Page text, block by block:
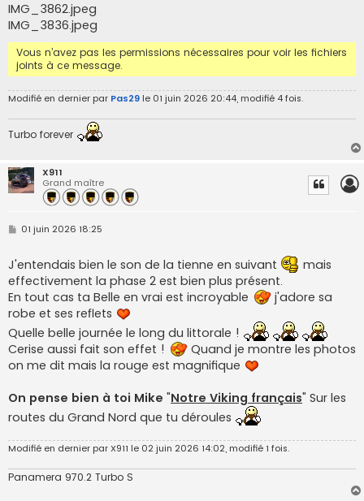
IMG_3862.jpeg
IMG_3836.jpeg
Vous n’avez pas les permissions nécessaires pour voir les fichiers
joints à ce message.
Modifié en dernier par Pas29 le 01 juin 2026 20:44, modifié 4 fois.
Turbo forever
X911
Grand maître
M
s
a
g
01 juin 2026 18:25
J'entendais bien le son de la tienne en suivant
mais
effectivement la phase 2 est bien plus présent.
En tout cas ta Belle en vrai est incroyable
j'adore sa
robe et ses reflets
Quelle belle journée le long du littorale !
Cerise aussi fait son effet !
Quand je montre les photos
on me dit mais la rouge est magnifique
On pense bien à toi Mike "Notre Viking français" Sur les
routes du Grand Nord que tu déroules
Modifié en dernier parX911 le 02 juin 2026 14:02, modifié 1 fois.
Panamera 970.2 Turbo S